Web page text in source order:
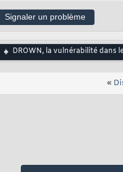
Signaler un problème
DROWN, la vulnérabilité dans
«